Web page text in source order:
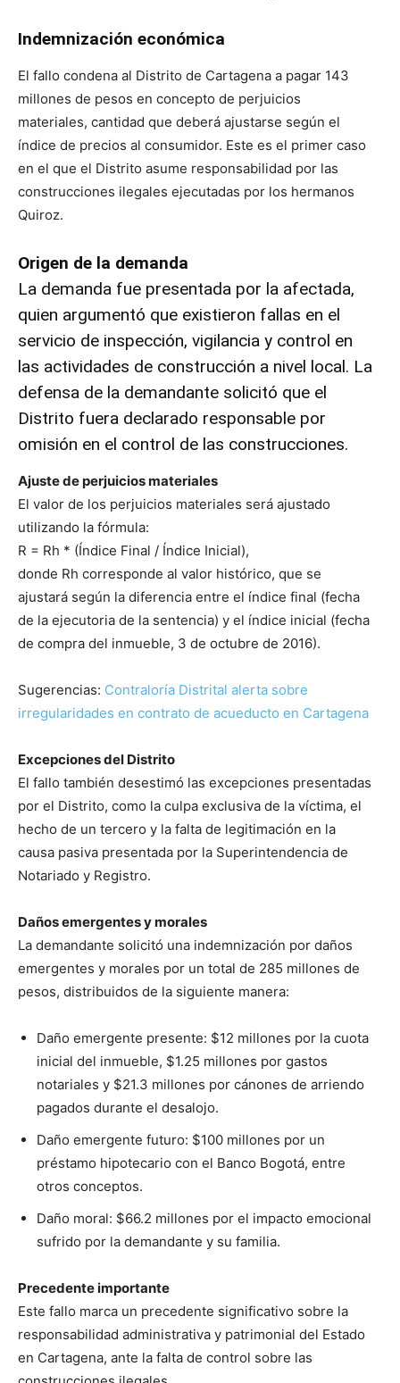
Indemnización económica
El fallo condena al Distrito de Cartagena a pagar 143
millones de pesos en concepto de perjuicios
materiales, cantidad que deberá ajustarse según el
índice de precios al consumidor. Este es el primer caso
en el que el Distrito asume responsabilidad por las
construcciones ilegales ejecutadas por los hermanos
Quiroz.
Origen de la demanda
La demanda fue presentada por la afectada,
quien argumentó que existieron fallas en el
servicio de inspección, vigilancia y control en
las actividades de construcción a nivel local. La
defensa de la demandante solicitó que el
Distrito fuera declarado responsable por
omisión en el control de las construcciones.
Ajuste de perjuicios materiales
El valor de los perjuicios materiales será ajustado
utilizando la fórmula:
R = Rh * (Índice Final / Índice Inicial),
donde Rh corresponde al valor histórico, que se
ajustará según la diferencia entre el índice final (fecha
de la ejecutoria de la sentencia) y el índice inicial (fecha
de compra del inmueble, 3 de octubre de 2016).
Sugerencias: Contraloría Distrital alerta sobre
irregularidades en contrato de acueducto en Cartagena
Excepciones del Distrito
El fallo también desestimó las excepciones presentadas
por el Distrito, como la culpa exclusiva de la víctima, el
hecho de un tercero y la falta de legitimación en la
causa pasiva presentada por la Superintendencia de
Notariado y Registro.
Daños emergentes y morales
La demandante solicitó una indemnización por daños
emergentes y morales por un total de 285 millones de
pesos, distribuidos de la siguiente manera:
Daño emergente presente: $12 millones por la cuota
inicial del inmueble, $1.25 millones por gastos
notariales y $21.3 millones por cánones de arriendo
pagados durante el desalojo.
Daño emergente futuro: $100 millones por un
préstamo hipotecario con el Banco Bogotá, entre
otros conceptos.
Daño moral: $66.2 millones por el impacto emocional
sufrido por la demandante y su familia.
Precedente importante
Este fallo marca un precedente significativo sobre la
responsabilidad administrativa y patrimonial del Estado
en Cartagena, ante la falta de control sobre las